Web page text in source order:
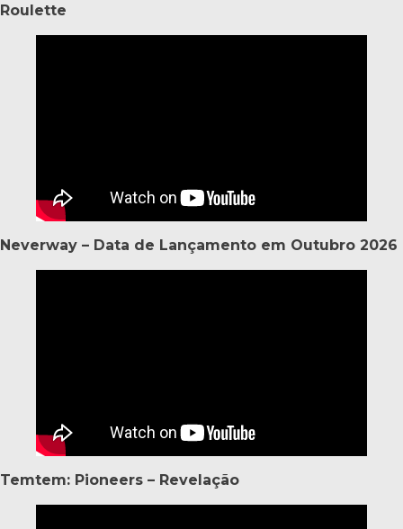
Roulette
Neverway – Data de Lançamento em Outubro 2026
Temtem: Pioneers – Revelação